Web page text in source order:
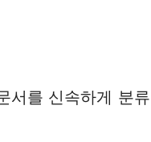
서를 신속하게 분류